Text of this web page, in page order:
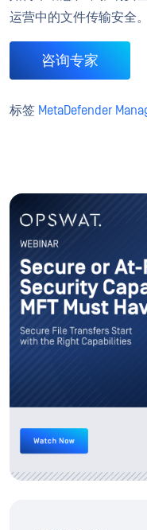
运营中的文件传输安全。
咨询专家
标签 MetaDefender